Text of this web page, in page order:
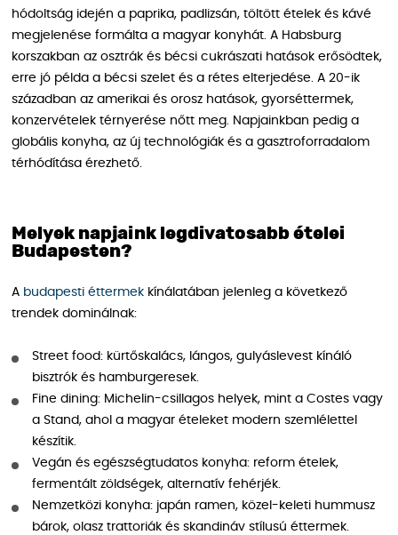
hódoltság idején a paprika, padlizsán, töltött ételek és kávé
megjelenése formálta a magyar konyhát. A Habsburg
korszakban az osztrák és bécsi cukrászati hatások erősödtek,
erre jó példa a bécsi szelet és a rétes elterjedése. A 20-ik
században az amerikai és orosz hatások, gyorséttermek,
konzervételek térnyerése nőtt meg. Napjainkban pedig a
globális konyha, az új technológiák és a gasztroforradalom
térhódítása érezhető.
Melyek napjaink legdivatosabb ételei
Budapesten?
A budapesti éttermek kínálatában jelenleg a következő
trendek dominálnak:
Street food: kürtőskalács, lángos, gulyáslevest kínáló
bisztrók és hamburgeresek.
Fine dining: Michelin-csillagos helyek, mint a Costes vagy
a Stand, ahol a magyar ételeket modern szemlélettel
készítik.
Vegán és egészségtudatos konyha: reform ételek,
fermentált zöldségek, alternatív fehérjék.
Nemzetközi konyha: japán ramen, közel-keleti hummusz
bárok, olasz trattoriák és skandináv stílusú éttermek.